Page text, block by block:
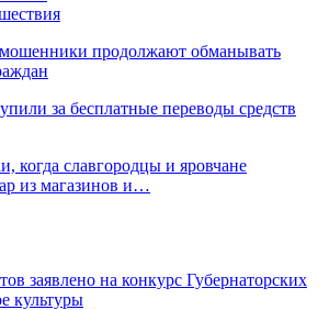
продолжают обманывать
за бесплатные переводы средств
когда славгородцы и яровчане
из магазинов и…
заявлено на конкурс Губернаторских
культуры